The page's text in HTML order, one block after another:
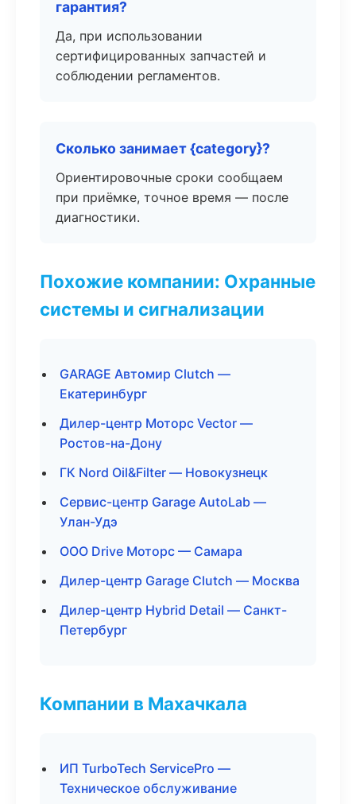
гарантия?
Да, при использовании
сертифицированных запчастей и
соблюдении регламентов.
Сколько занимает {category}?
Ориентировочные сроки сообщаем
при приёмке, точное время — после
диагностики.
Похожие компании: Охранные
системы и сигнализации
GARAGE Автомир Clutch —
Екатеринбург
Дилер-центр Моторс Vector —
Ростов-на-Дону
ГК Nord Oil&Filter — Новокузнецк
Сервис-центр Garage AutoLab —
Улан-Удэ
ООО Drive Моторс — Самара
Дилер-центр Garage Clutch — Москва
Дилер-центр Hybrid Detail — Санкт-
Петербург
Компании в Махачкала
ИП TurboTech ServicePro —
Техническое обслуживание